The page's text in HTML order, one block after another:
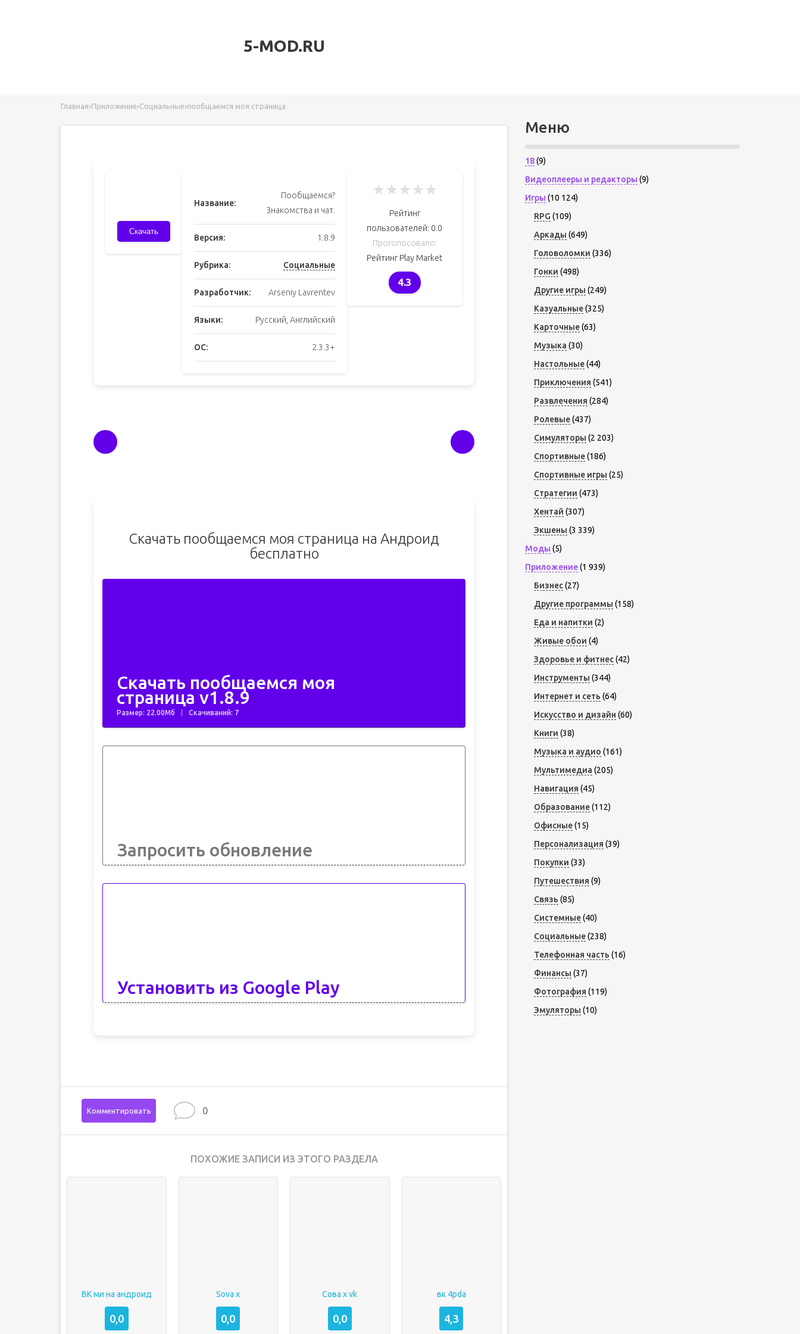
5-MOD.RU
Главная›Приложение›Социальные›пообщаемся моя страница
Скачать
Название:
Пообщаемся?
Знакомства и чат.
Версия: 1.8.9
Рубрика: Социальные
Разработчик: Arseniy Lavrentev
Языки: Русский, Английский
ОС: 2.3.3+
★★★★★
Рейтинг
пользователей: 0.0
Проголосовало:
Рейтинг Play Market
4.3
Скачать пообщаемся моя страница на Андроид
бесплатно
Скачать пообщаемся моя
страница v1.8.9
Размер: 22.00Мб Скачиваний: 7
Запросить обновление
Установить из Google Play
Комментировать 0
ПОХОЖИЕ ЗАПИСИ ИЗ ЭТОГО РАЗДЕЛА
ВК ми на андроид
0,0
Sova x
0,0
Сова x vk
0,0
вк 4pda
4,3
Меню
18(9)
Видеоплееры и редакторы (9)
Игры (10 124)
RPG (109)
Аркады (649)
Головоломки (336)
Гонки (498)
Другие игры (249)
Казуальные(325)
Карточные(63)
Музыка (30)
Настольные(44)
Приключения (541)
Развлечения (284)
Ролевые(437)
Симуляторы (2 203)
Спортивные(186)
Спортивные игры (25)
Стратегии (473)
Хентай (307)
Экшены (3 339)
Моды (5)
Приложение(1 939)
Бизнес(27)
Другие программы (158)
Еда и напитки (2)
Живые обои (4)
Здоровье и фитнес(42)
Инструменты (344)
Интернет и сеть (64)
Искусство и дизайн (60)
Книги (38)
Музыка и аудио (161)
Мультимедиа (205)
Навигация (45)
Образование(112)
Офисные(15)
Персонализация (39)
Покупки (33)
Путешествия (9)
Связь (85)
Системные(40)
Социальные(238)
Телефонная часть (16)
Финансы (37)
Фотография (119)
Эмуляторы (10)